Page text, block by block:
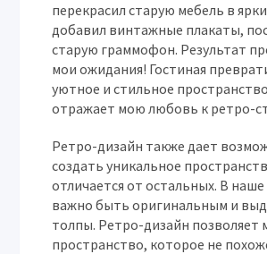
перекрасил старую мебель в
добавил винтажные плакаты,
старую граммофон. Результат
мои ожидания! Гостиная
уютное и стильное
отражает мою любовь к ретро-
Ретро-дизайн также дает
создать уникальное
отличается от остальных. В
важно быть оригинальным и
толпы. Ретро-дизайн позволяет
пространство, которое не